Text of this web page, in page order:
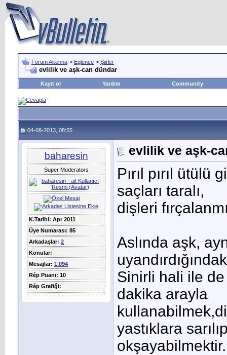
Forum Akenna > Eglence > Şiirler
evlilik ve aşk-can dündar
Kayıt ol Yardım Community
04-08-2013, 08:55
baharesin
Super Moderators
K.Tarihi: Apr 2011
Üye Numarası: 85
Arkadaşlar: 2
Konular:
Mesajlar: 1.094
Rép Puanı: 10
Rép Grafiği:
evlilik ve aşk-
Pırıl pırıl
saçları taralı,
dişleri
Aslında aşk,
Sinirli hali ile
dakika arayla
yastıklara
okşayabilmektir.